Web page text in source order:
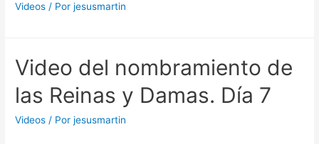
Videos / Porjesusmartin
Video del nombramiento de
las Reinas y Damas. Día 7
Videos / Porjesusmartin